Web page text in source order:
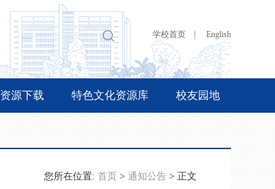
学校首页 | English
资源下载 特色文化资源库 校友园地
您所在位置: 首页 > 通知公告 > 正文